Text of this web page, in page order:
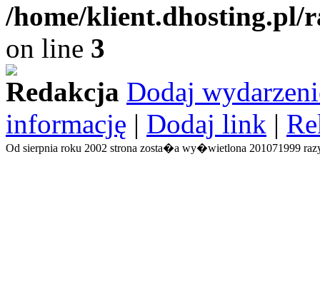
/home/
on line 3
Redakcja Dodaj
informację | Dodaj link |
Od sierpnia roku 2002 strona zosta�a wy�wietlona 201071999